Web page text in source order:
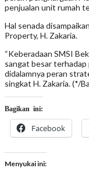
penjualan unit rumah
Hal senada
Property, H. Zakaria.
“Keberadaan SMSI
sangat besar
didalamnya peran
singkat H. Zakaria. (*/
Bagikan ini:
Facebook
Menyukai ini: